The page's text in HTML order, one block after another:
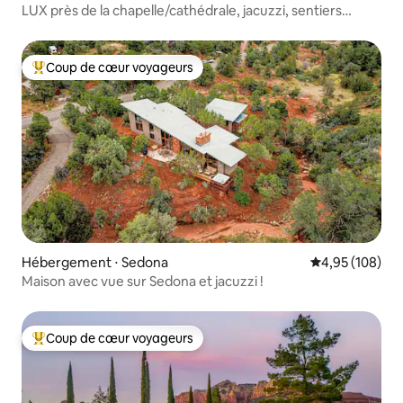
LUX près de la chapelle/cathédrale, jacuzzi, sentiers
Coups de cœur voyageurs les plus appréciés
Coup de cœur voyageurs
Hébergement ⋅ Sedona Évaluation
4,95 (108)
Maison avec vue sur Sedona et jacuzzi !
Coups de cœur voyageurs les plus appréciés
Coup de cœur voyageurs